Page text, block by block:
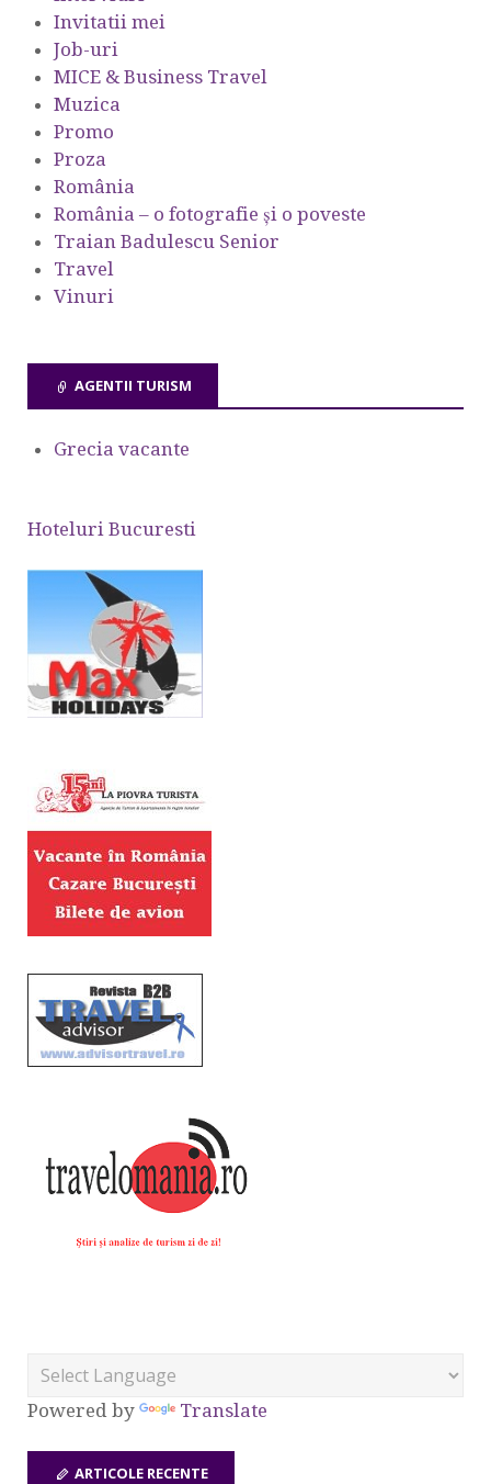
Invitatii mei
Job-uri
MICE & Business Travel
Muzica
Promo
Proza
România
România – o fotografie şi o poveste
Traian Badulescu Senior
Travel
Vinuri
AGENTII TURISM
Grecia vacante
Hoteluri Bucuresti
Powered by Translate
ARTICOLE RECENTE